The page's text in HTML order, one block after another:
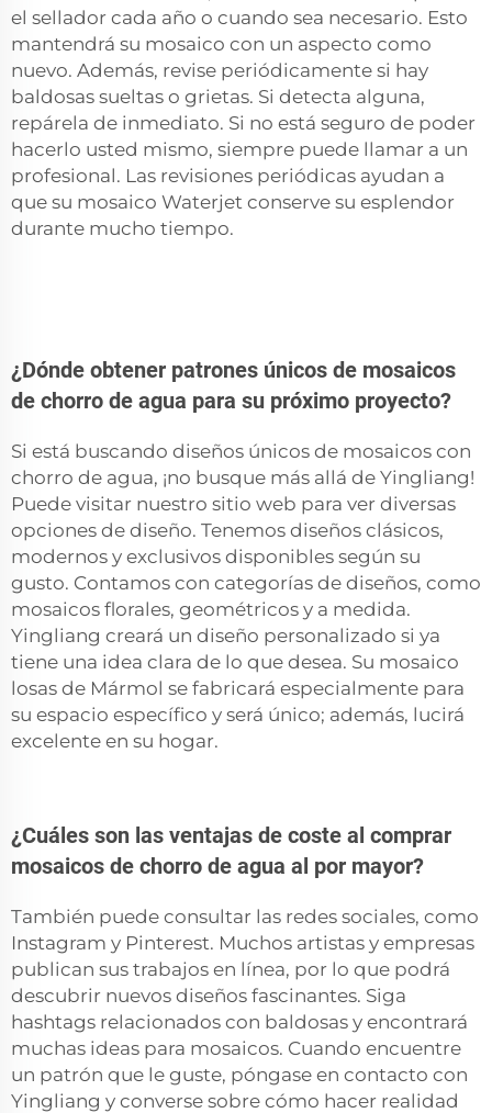
el sellador cada año o cuando sea necesario. Esto
mantendrá su mosaico con un aspecto como
nuevo. Además, revise periódicamente si hay
baldosas sueltas o grietas. Si detecta alguna,
repárela de inmediato. Si no está seguro de poder
hacerlo usted mismo, siempre puede llamar a un
profesional. Las revisiones periódicas ayudan a
que su mosaico Waterjet conserve su esplendor
durante mucho tiempo.
¿Dónde obtener patrones únicos de mosaicos
de chorro de agua para su próximo proyecto?
Si está buscando diseños únicos de mosaicos con
chorro de agua, ¡no busque más allá de Yingliang!
Puede visitar nuestro sitio web para ver diversas
opciones de diseño. Tenemos diseños clásicos,
modernos y exclusivos disponibles según su
gusto. Contamos con categorías de diseños, como
mosaicos florales, geométricos y a medida.
Yingliang creará un diseño personalizado si ya
tiene una idea clara de lo que desea. Su mosaico
losas de Mármol se fabricará especialmente para
su espacio específico y será único; además, lucirá
excelente en su hogar.
¿Cuáles son las ventajas de coste al comprar
mosaicos de chorro de agua al por mayor?
También puede consultar las redes sociales, como
Instagram y Pinterest. Muchos artistas y empresas
publican sus trabajos en línea, por lo que podrá
descubrir nuevos diseños fascinantes. Siga
hashtags relacionados con baldosas y encontrará
muchas ideas para mosaicos. Cuando encuentre
un patrón que le guste, póngase en contacto con
Yingliang y converse sobre cómo hacer realidad